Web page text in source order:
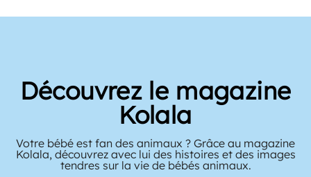
Découvrez le magazine
Kolala
Votre bébé est fan des animaux ? Grâce au magazine
Kolala, découvrez avec lui des histoires et des images
tendres sur la vie de bébés animaux.